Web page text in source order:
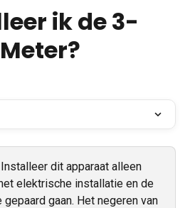
ik de 3-
Installeer dit apparaat alleen
elektrische installatie en de
gaan. Het negeren van